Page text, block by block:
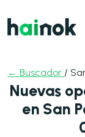
← Buscador /
Nuevas
en San